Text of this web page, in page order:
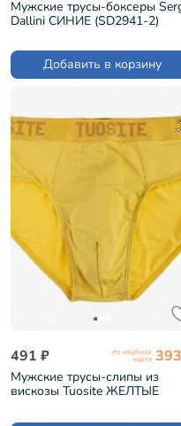
Мужские трусы-боксеры
Dallini СИНИЕ (SD2941-2)
Добавить в корзину
491 ₽ по клубной
карте
Мужские трусы-слипы из
вискозы Tuosite ЖЕЛТЫЕ